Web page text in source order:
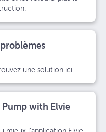
une solution ici.
with Elvie